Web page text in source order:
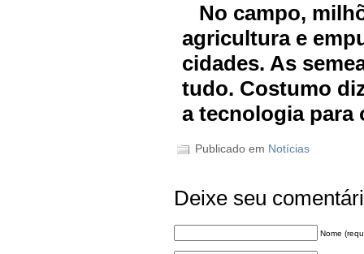
No campo,
agricultura e
cidades. As
tudo. Costumo
a tecnologia
Publicado em Notícias
Deixe seu
Nome